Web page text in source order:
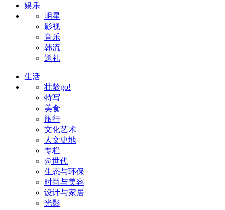
娱乐
明星
影视
音乐
韩流
送礼
生活
壮龄go!
特写
美食
旅行
文化艺术
人文史地
专栏
@世代
生态与环保
时尚与美容
设计与家居
光影